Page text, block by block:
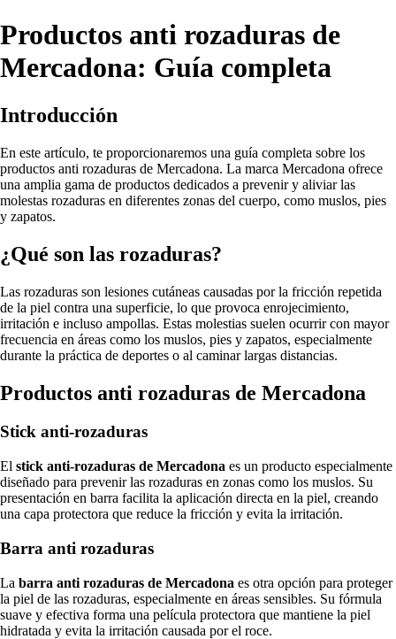
Productos anti rozaduras de
Mercadona: Guía completa
Introducción
En este artículo, te proporcionaremos una guía completa sobre los
productos anti rozaduras de Mercadona. La marca Mercadona ofrece
una amplia gama de productos dedicados a prevenir y aliviar las
molestas rozaduras en diferentes zonas del cuerpo, como muslos, pies
y zapatos.
¿Qué son las rozaduras?
Las rozaduras son lesiones cutáneas causadas por la fricción repetida
de la piel contra una superficie, lo que provoca enrojecimiento,
irritación e incluso ampollas. Estas molestias suelen ocurrir con mayor
frecuencia en áreas como los muslos, pies y zapatos, especialmente
durante la práctica de deportes o al caminar largas distancias.
Productos anti rozaduras de Mercadona
Stick anti-rozaduras
El stick anti-rozaduras de Mercadona es un producto especialmente
diseñado para prevenir las rozaduras en zonas como los muslos. Su
presentación en barra facilita la aplicación directa en la piel, creando
una capa protectora que reduce la fricción y evita la irritación.
Barra anti rozaduras
La barra anti rozaduras de Mercadona es otra opción para proteger
la piel de las rozaduras, especialmente en áreas sensibles. Su fórmula
suave y efectiva forma una película protectora que mantiene la piel
hidratada y evita la irritación causada por el roce.